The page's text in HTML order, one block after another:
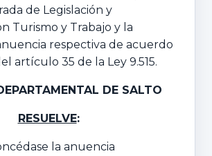
de Legislación y
Turismo y Trabajo y la
respectiva de acuerdo
artículo 35 de la Ley 9.515.
DE SALTO
RESUELVE:
la anuencia